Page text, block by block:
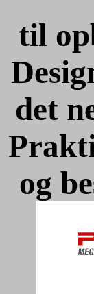
til
det
og